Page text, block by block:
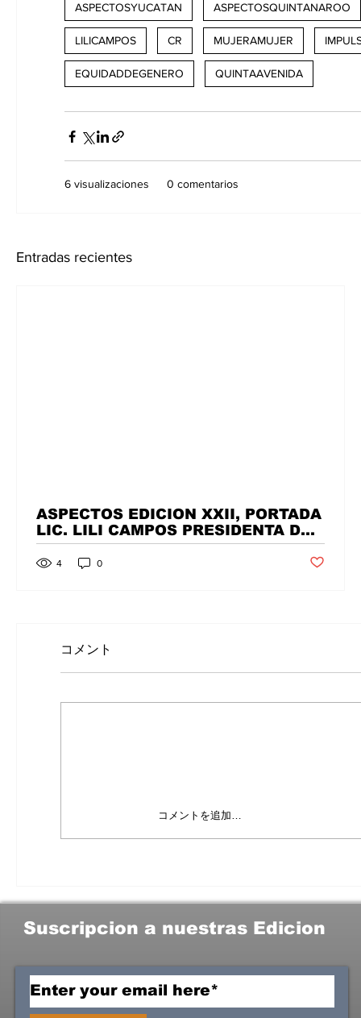
ASPECTOSYUCATAN ASPECTOSQUINTANAROO
LILICAMPOS CR MUJERAMUJER
EQUIDADDEGENERO QUINTAAVENIDA
6 visualizaciones 0 comentarios
Entradas recientes
ASPECTOS EDICION XXII, PORTADA
LIC. LILI CAMPOS PRESIDENTA DE
SOLIDARIDAD.
4 0 Entrada no
コメント
コメントを追加…
Suscripcion a nuestras Edicion